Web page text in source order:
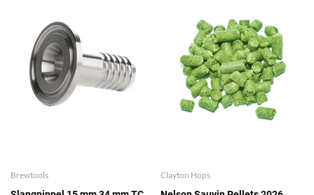
Brewtools Clayton Hops